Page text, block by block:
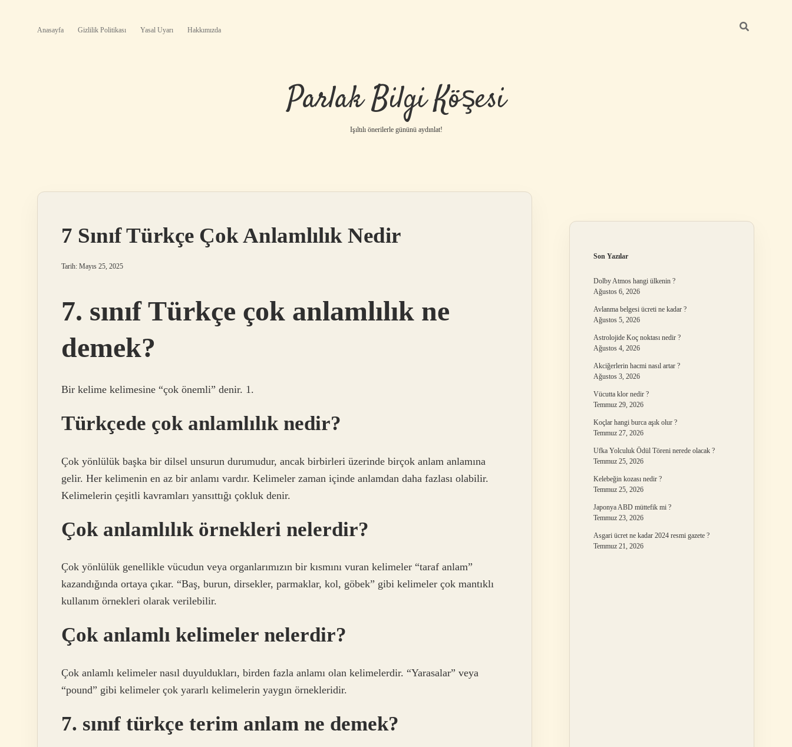
Anasayfa Gizlilik Politikası Yasal Uyarı Hakkımızda
Parlak Bilgi Köşesi
Işıltılı önerilerle gününü aydınlat!
7 Sınıf Türkçe Çok Anlamlılık Nedir
Tarih: Mayıs 25, 2025
7. sınıf Türkçe çok anlamlılık ne
demek?
Bir kelime kelimesine “çok önemli” denir. 1.
Türkçede çok anlamlılık nedir?
Çok yönlülük başka bir dilsel unsurun durumudur, ancak birbirleri üzerinde birçok anlam anlamına
gelir. Her kelimenin en az bir anlamı vardır. Kelimeler zaman içinde anlamdan daha fazlası olabilir.
Kelimelerin çeşitli kavramları yansıttığı çokluk denir.
Çok anlamlılık örnekleri nelerdir?
Çok yönlülük genellikle vücudun veya organlarımızın bir kısmını vuran kelimeler “taraf anlam”
kazandığında ortaya çıkar. “Baş, burun, dirsekler, parmaklar, kol, göbek” gibi kelimeler çok mantıklı
kullanım örnekleri olarak verilebilir.
Çok anlamlı kelimeler nelerdir?
Çok anlamlı kelimeler nasıl duyuldukları, birden fazla anlamı olan kelimelerdir. “Yarasalar” veya
“pound” gibi kelimeler çok yararlı kelimelerin yaygın örnekleridir.
7. sınıf türkçe terim anlam ne demek?
Son Yazılar
Dolby Atmos hangi ülkenin ?
Ağustos 6, 2026
Avlanma belgesi ücreti ne kadar ?
Ağustos 5, 2026
Astrolojide Koç noktası nedir ?
Ağustos 4, 2026
Akciğerlerin hacmi nasıl artar ?
Ağustos 3, 2026
Vücutta klor nedir ?
Temmuz 29, 2026
Koçlar hangi burca aşık olur ?
Temmuz 27, 2026
Ufka Yolculuk Ödül Töreni nerede olacak ?
Temmuz 25, 2026
Kelebeğin kozası nedir ?
Temmuz 25, 2026
Japonya ABD müttefik mi ?
Temmuz 23, 2026
Asgari ücret ne kadar 2024 resmi gazete ?
Temmuz 21, 2026